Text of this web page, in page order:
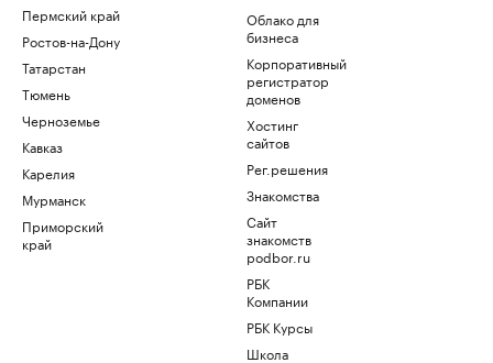
Пермский край
Ростов-на-Дону
Татарстан
Тюмень
Черноземье
Кавказ
Карелия
Мурманск
Приморский
край
Облако для
бизнеса
Корпоративный
регистратор
доменов
Хостинг
сайтов
Рег.решения
Знакомства
Сайт
знакомств
podbor.ru
РБК
Компании
РБК Курсы
Школа